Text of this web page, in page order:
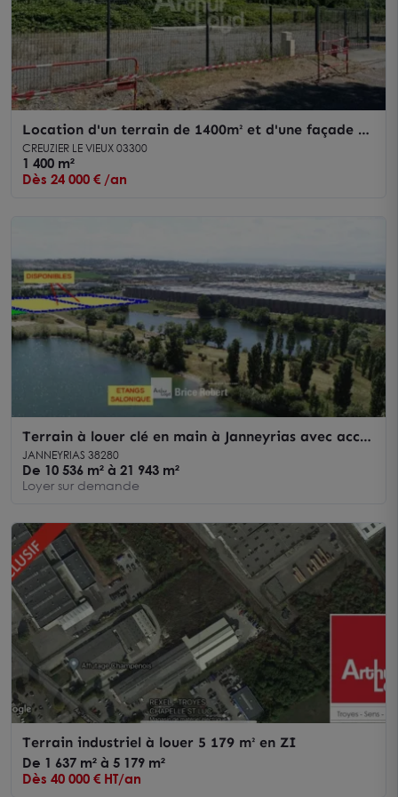
Location d'un terrain de 1400m² et d'une façade de
63 mètres ,clôturée
CREUZIER LE VIEUX 03300
1 400 m²
Dès 24 000 € /an
Terrain à louer clé en main à Janneyrias avec accès
autoroute et à proximité de l'aéroport
JANNEYRIAS 38280
De 10 536 m² à 21 943 m²
Loyer sur demande
Terrain industriel à louer 5 179 m² en ZI
De 1 637 m² à 5 179 m²
Dès 40 000 € HT/an